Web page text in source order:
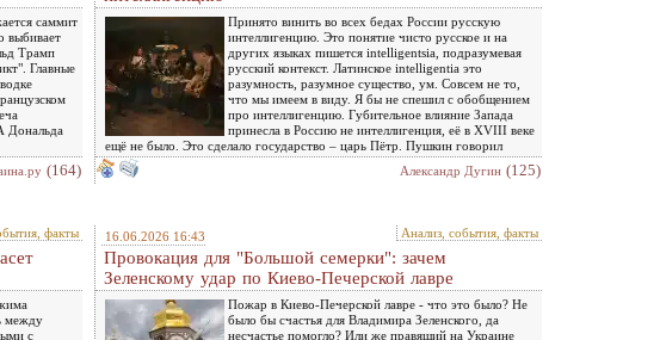
саммит
выбивает
Трамп
Главные
Дональда
(164)
Принято винить во всех бедах России русскую
интеллигенцию. Это понятие чисто русское и на
других языках пишется intelligentsia, подразумевая
русский контекст. Латинское intelligentia это
разумность, разумное существо, ум. Совсем не то,
что мы имеем в виду. Я бы не спешил с обобщением
про интеллигенцию. Губительное влияние Запада
принесла в Россию не интеллигенция, её в XVIII веке
ещё не было. Это сделало государство – царь Пётр. Пушкин говорил
Александр Дугин (125)
факты
между
с
16.06.2026 16:43 Анализ, события, факты
Провокация для "Большой семерки": зачем
Зеленскому удар по Киево-Печерской лавре
Пожар в Киево-Печерской лавре - что это было? Не
было бы счастья для Владимира Зеленского, да
несчастье помогло? Или же правящий на Украине